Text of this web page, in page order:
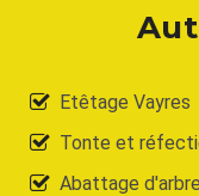
Etêtage Vayres
Tonte et
Abattage